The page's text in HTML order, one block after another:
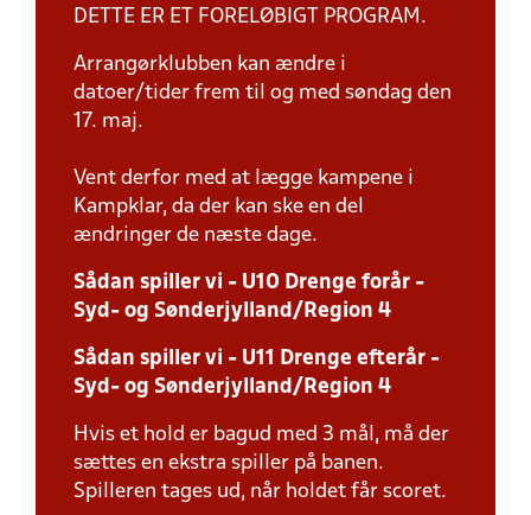
DETTE ER ET FORELØBIGT PROGRAM.
Arrangørklubben kan ændre i
datoer/tider frem til og med søndag den
17. maj.
Vent derfor med at lægge kampene i
Kampklar, da der kan ske en del
ændringer de næste dage.
Sådan spiller vi - U10 Drenge forår -
Syd- og Sønderjylland/Region 4
Sådan spiller vi - U11 Drenge efterår -
Syd- og Sønderjylland/Region 4
Hvis et hold er bagud med 3 mål, må der
sættes en ekstra spiller på banen.
Spilleren tages ud, når holdet får scoret.